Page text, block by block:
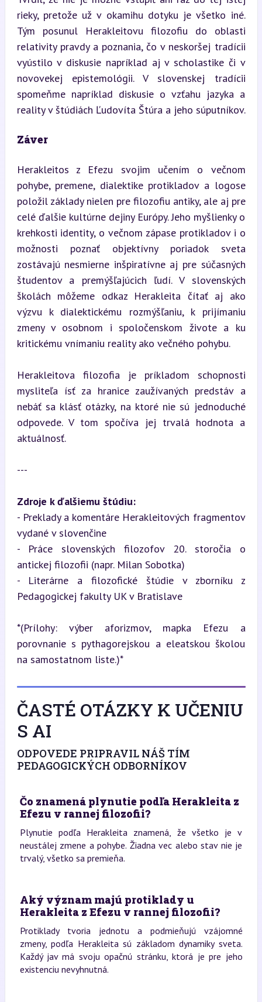
rieky, pretože už v okamihu dotyku je všetko iné.
Tým posunul Herakleitovu filozofiu do oblasti
relativity pravdy a poznania, čo v neskoršej tradícii
vyústilo v diskusie napríklad aj v scholastike či v
novovekej epistemológii. V slovenskej tradícii
spomeňme napríklad diskusie o vzťahu jazyka a
reality v štúdiách Ľudovíta Štúra a jeho súputníkov.
Záver
Herakleitos z Efezu svojim učením o večnom
pohybe, premene, dialektike protikladov a logose
položil základy nielen pre filozofiu antiky, ale aj pre
celé ďalšie kultúrne dejiny Európy. Jeho myšlienky o
krehkosti identity, o večnom zápase protikladov i o
možnosti poznať objektívny poriadok sveta
zostávajú nesmierne inšpiratívne aj pre súčasných
študentov a premýšľajúcich ľudí. V slovenských
školách môžeme odkaz Herakleita čítať aj ako
výzvu k dialektickému rozmýšľaniu, k prijímaniu
zmeny v osobnom i spoločenskom živote a ku
kritickému vnímaniu reality ako večného pohybu.
Herakleitova filozofia je príkladom schopnosti
mysliteľa ísť za hranice zaužívaných predstáv a
nebáť sa klásť otázky, na ktoré nie sú jednoduché
odpovede. V tom spočíva jej trvalá hodnota a
aktuálnosť.
---
Zdroje k ďalšiemu štúdiu:
- Preklady a komentáre Herakleitových fragmentov
vydané v slovenčine
- Práce slovenských filozofov 20. storočia o
antickej filozofii (napr. Milan Sobotka)
- Literárne a filozofické štúdie v zborníku z
Pedagogickej fakulty UK v Bratislave
*(Prílohy: výber aforizmov, mapka Efezu a
porovnanie s pythagorejskou a eleatskou školou
na samostatnom liste.)*
ČASTÉ OTÁZKY K UČENIU
S AI
ODPOVEDE PRIPRAVIL NÁŠ TÍM
PEDAGOGICKÝCH ODBORNÍKOV
Čo znamená plynutie podľa Herakleita z
Efezu v rannej filozofii?
Plynutie podľa Herakleita znamená, že všetko je v
neustálej zmene a pohybe. Žiadna vec alebo stav nie je
trvalý, všetko sa premieňa.
Aký význam majú protiklady u
Herakleita z Efezu v rannej filozofii?
Protiklady tvoria jednotu a podmieňujú vzájomné
zmeny, podľa Herakleita sú základom dynamiky sveta.
Každý jav má svoju opačnú stránku, ktorá je pre jeho
existenciu nevyhnutná.